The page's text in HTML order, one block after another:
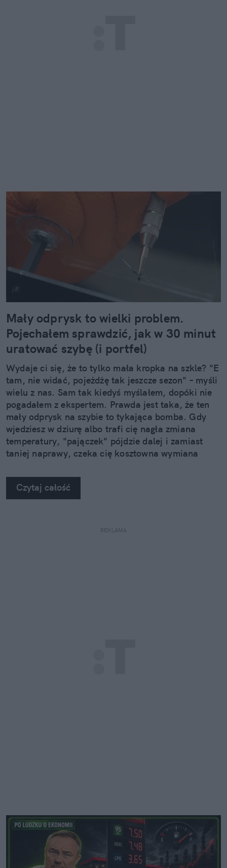
Mały odprysk to wielki problem.
Pojechałem sprawdzić, jak w 30 minut
uratować szybę (i portfel)
Wydaje ci się, że to tylko mała kropka na szkle? "E
tam, nie widać, pojeżdżę tak jeszcze sezon" – myśli
wielu z nas. Sam tak kiedyś myślałem, dopóki nie
pogadałem z ekspertem. Prawda jest taka, że ten
mały odprysk na szybie to tykająca bomba. Gdy
wjedziesz w dziurę albo trafi cię nagła zmiana
temperatury, "pajączek" pójdzie dalej i zamiast
taniej naprawy, czeka cię kosztowna wymiana
na własne oczy zobaczyć, jak profesjonaliści radzą
sobie z takimi uszkodzeniami.
Czytaj całość
REKLAMA